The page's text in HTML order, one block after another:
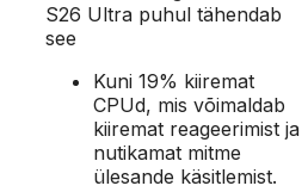
S26 Ultra puhul tähendab
see
Kuni 19% kiiremat
CPUd, mis võimaldab
kiiremat reageerimist ja
nutikamat mitme
ülesande käsitlemist.